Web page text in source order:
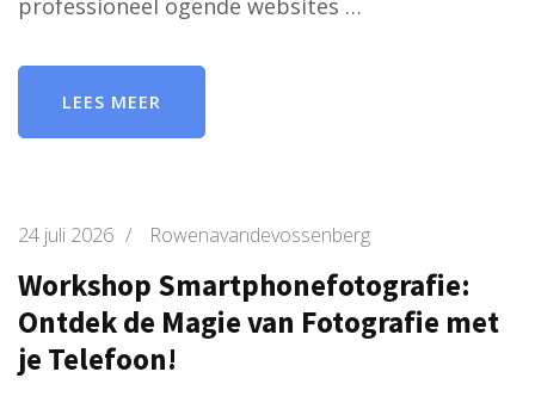
professioneel ogende websites …
LEES MEER
24 juli 2026 / Rowenavandevossenberg
Workshop Smartphonefotografie:
Ontdek de Magie van Fotografie met
je Telefoon!